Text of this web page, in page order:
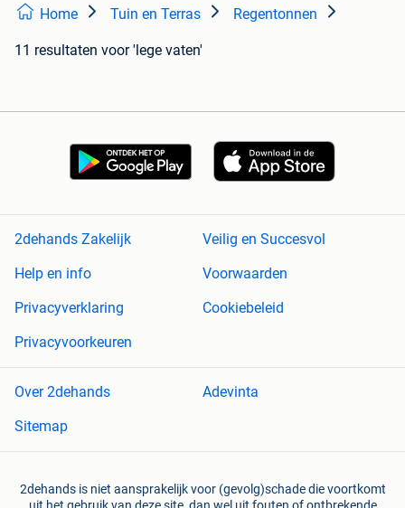
Home Tuin en Terras Regentonnen
11 resultaten voor 'lege vaten'
2dehands Zakelijk
Veilig en Succesvol
Help en info
Voorwaarden
Privacyverklaring
Cookiebeleid
Privacyvoorkeuren
Over 2dehands
Adevinta
Sitemap
2dehands is niet aansprakelijk voor (gevolg)schade die voortkomt